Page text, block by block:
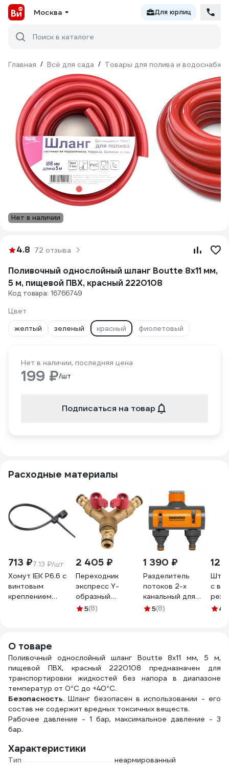
Москва Для юрлиц
Поиск в каталоге
Главная / Всё для сада / Товары для полива и
Нет в наличии
4.8 72 отзыва
Поливочный однослойный шланг Boutte 8x11 мм,
5 м, пищевой ПВХ, красный 2220108
Код товара: 16766749
Цвет
желтый
зеленый красный фиолетовый
Нет в наличии, последняя цена
199 ₽/шт
Подписаться на товар
Расходные материалы
713 ₽7.13 ₽/шт
Хомут IEK P6.6 с
винтовым
креплением
2 405 ₽
Переходник
экспресс Y-
образный
Профитт 2102806
5(8)
1 390 ₽
Разделитель
потоков 2-х
канальный для
крана (3/4"; 1";
5(8)
с
мм4.9
О товаре
Поливочный однослойный шланг Boutte 8x11 мм, 5 м,
пищевой ПВХ, красный 2220108 предназначен для
транспортировки жидкостей без напора в диапазоне
температур от 0°С до +40°C.
Безопасность. Шланг безопасен в использовании - его
состав не содержит вредных токсичных веществ.
Рабочее давление - 1 бар, максимальное давление - 3
бар.
Характеристики
Тип
неармированный